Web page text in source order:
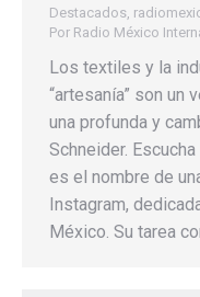
Destacados
Por Radio México
Los textiles y la
“artesanía” son un
una profunda y
Schneider.
es el nombre de
Instagram,
México. Su tarea